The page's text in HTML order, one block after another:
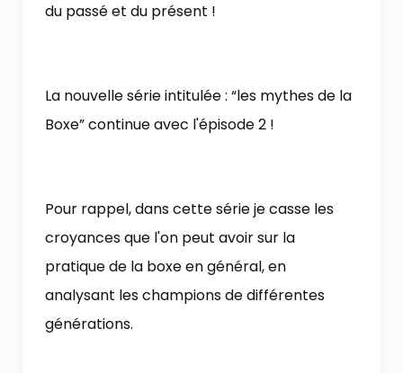
du passé et du présent !
La nouvelle série intitulée : “les mythes de la
Boxe” continue avec l'épisode 2 !
Pour rappel, dans cette série je casse les
croyances que l'on peut avoir sur la
pratique de la boxe en général, en
analysant les champions de différentes
générations.